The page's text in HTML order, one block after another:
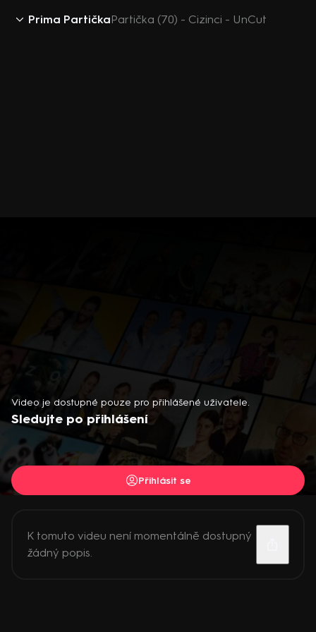
Prima PartičkaPartička (70) - Cizinci - UnCut
Video je dostupné pouze pro přihlášené uživatele.
Sledujte po přihlášení
Přihlásit se
K tomuto videu není momentálně dostupný
žádný popis.